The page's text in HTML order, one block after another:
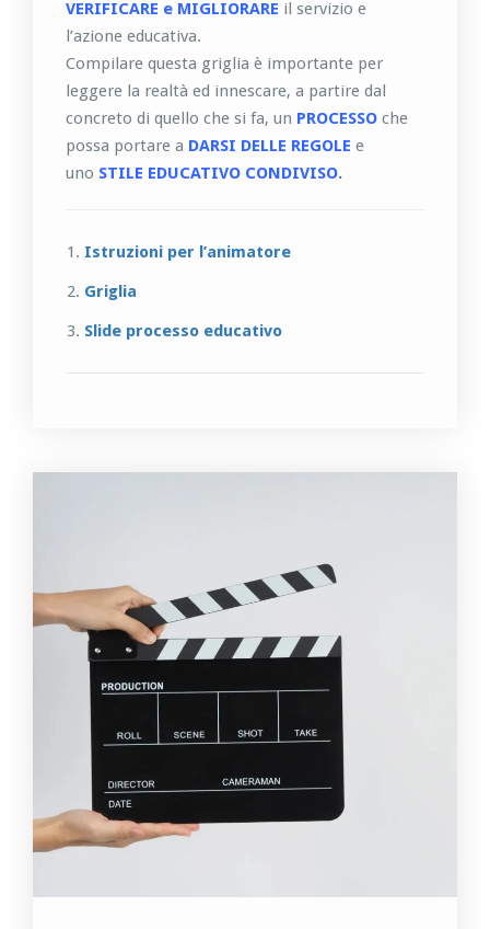
VERIFICARE e MIGLIORARE il servizio e
l’azione educativa.
Compilare questa griglia è importante per
leggere la realtà ed innescare, a partire dal
concreto di quello che si fa, un PROCESSO che
possa portare a DARSI DELLE REGOLE e
uno STILE EDUCATIVO CONDIVISO.
Istruzioni per l’animatore
Griglia
Slide processo educativo